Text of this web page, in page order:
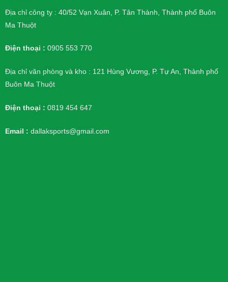
Địa chỉ công ty : 40/52 Vạn Xuân, P. Tân Thành, Thành phố Buôn
Ma Thuột
Điện thoại : 0905 553 770
Địa chỉ văn phòng và kho : 121 Hùng Vương, P. Tự An, Thành phố
Buôn Ma Thuột
Điện thoại : 0819 454 647
Email : dallaksports@gmail.com